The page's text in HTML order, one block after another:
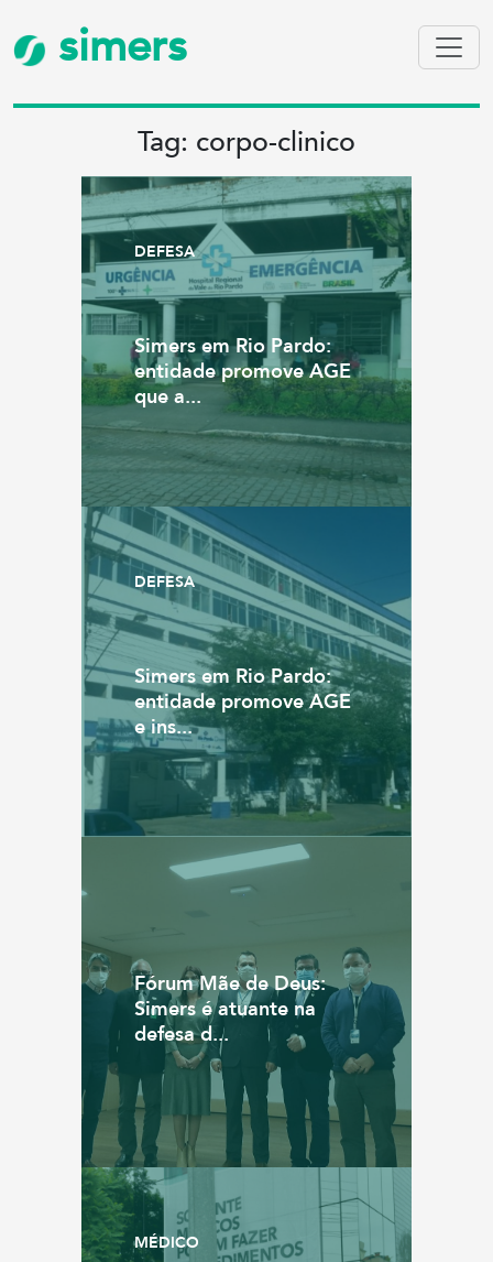
simers
Tag: corpo-clinico
DEFESA
Simers em Rio Pardo:
entidade promove AGE
que a...
DEFESA
Simers em Rio Pardo:
entidade promove AGE
e ins...
Fórum Mãe de Deus:
Simers é atuante na
defesa d...
MÉDICO